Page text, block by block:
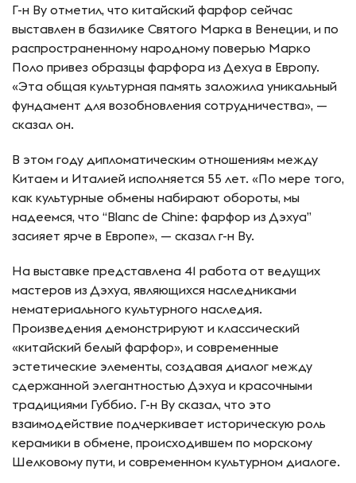
Г-н Ву отметил, что китайский фарфор сейчас
выставлен в базилике Святого Марка в Венеции, и по
распространенному народному поверью Марко
Поло привез образцы фарфора из Дехуа в Европу.
«Эта общая культурная память заложила уникальный
фундамент для возобновления сотрудничества», —
сказал он.
В этом году дипломатическим отношениям между
Китаем и Италией исполняется 55 лет. «По мере того,
как культурные обмены набирают обороты, мы
надеемся, что “Blanc de Chine: фарфор из Дэхуа”
засияет ярче в Европе», — сказал г-н Ву.
На выставке представлена 41 работа от ведущих
мастеров из Дэхуа, являющихся наследниками
нематериального культурного наследия.
Произведения демонстрируют и классический
«китайский белый фарфор», и современные
эстетические элементы, создавая диалог между
сдержанной элегантностью Дэхуа и красочными
традициями Губбио. Г-н Ву сказал, что это
взаимодействие подчеркивает историческую роль
керамики в обмене, происходившем по морскому
Шелковому пути, и современном культурном диалоге.